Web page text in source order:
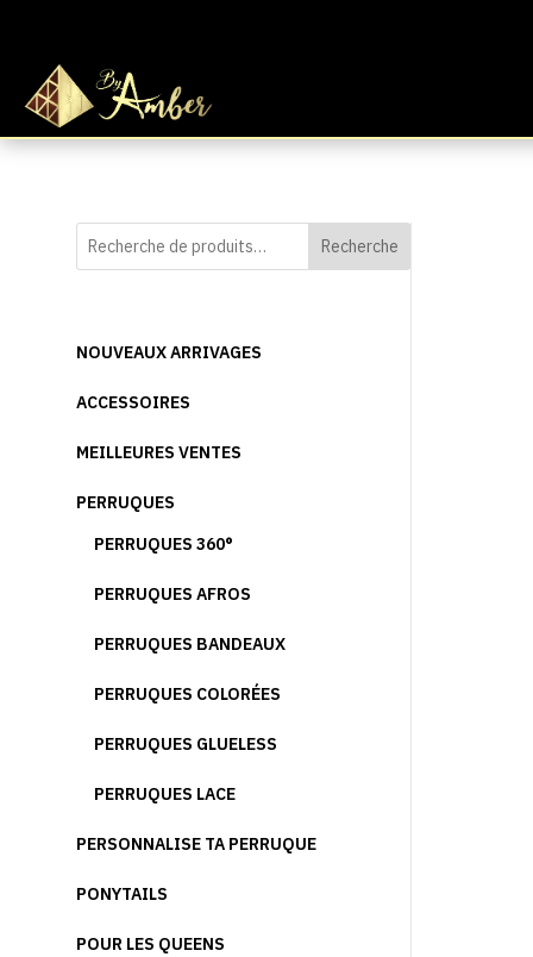
Recherche
NOUVEAUX ARRIVAGES
ACCESSOIRES
MEILLEURES VENTES
PERRUQUES
PERRUQUES 360°
PERRUQUES AFROS
PERRUQUES BANDEAUX
PERRUQUES COLORÉES
PERRUQUES GLUELESS
PERRUQUES LACE
PERSONNALISE TA PERRUQUE
PONYTAILS
POUR LES QUEENS